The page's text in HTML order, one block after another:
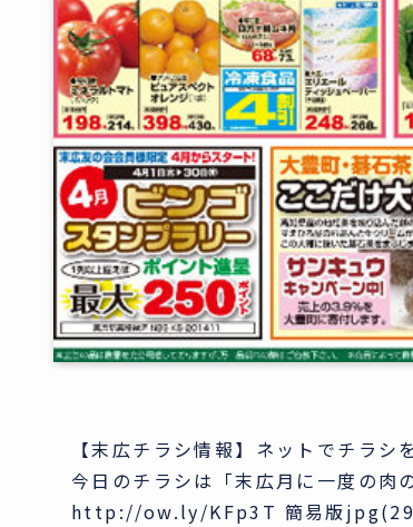
【末広チラシ情報】ネットでチラシ
今日のチラシは「末広月に一度の肉
http://ow.ly/KFp3T 簡易版